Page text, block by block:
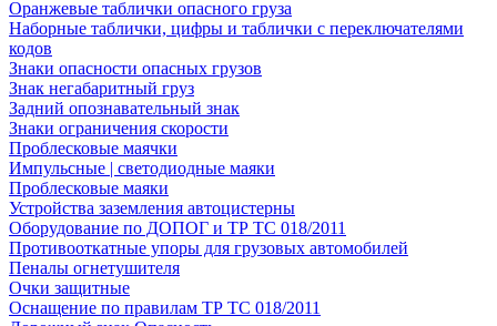
Оранжевые таблички опасного груза
Наборные таблички, цифры и таблички с переключателями
кодов
Знаки опасности опасных грузов
Знак негабаритный груз
Задний опознавательный знак
Знаки ограничения скорости
Проблесковые маячки
Импульсные | светодиодные маяки
Проблесковые маяки
Устройства заземления автоцистерны
Оборудование по ДОПОГ и ТР ТС 018/2011
Противооткатные упоры для грузовых автомобилей
Пеналы огнетушителя
Очки защитные
Оснащение по правилам ТР ТС 018/2011